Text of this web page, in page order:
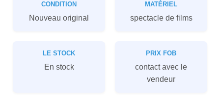
CONDITION
Nouveau original
MATÉRIEL
spectacle de films
LE STOCK
En stock
PRIX FOB
contact avec le
vendeur